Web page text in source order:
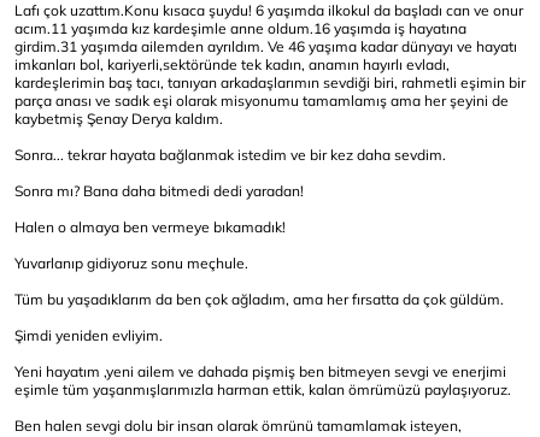
Lafı çok uzattım.Konu kısaca şuydu! 6 yaşımda ilkokul da başladı can ve onur
acım.11 yaşımda kız kardeşimle anne oldum.16 yaşımda iş hayatına
girdim.31 yaşımda ailemden ayrıldım. Ve 46 yaşıma kadar dünyayı ve hayatı
imkanları bol, kariyerli,sektöründe tek kadın, anamın hayırlı evladı,
kardeşlerimin baş tacı, tanıyan arkadaşlarımın sevdiği biri, rahmetli eşimin bir
parça anası ve sadık eşi olarak misyonumu tamamlamış ama her şeyini de
kaybetmiş Şenay Derya kaldım.
Sonra... tekrar hayata bağlanmak istedim ve bir kez daha sevdim.
Sonra mı? Bana daha bitmedi dedi yaradan!
Halen o almaya ben vermeye bıkamadık!
Yuvarlanıp gidiyoruz sonu meçhule.
Tüm bu yaşadıklarım da ben çok ağladım, ama her fırsatta da çok güldüm.
Şimdi yeniden evliyim.
Yeni hayatım ,yeni ailem ve dahada pişmiş ben bitmeyen sevgi ve enerjimi
eşimle tüm yaşanmışlarımızla harman ettik, kalan ömrümüzü paylaşıyoruz.
Ben halen sevgi dolu bir insan olarak ömrünü tamamlamak isteyen,